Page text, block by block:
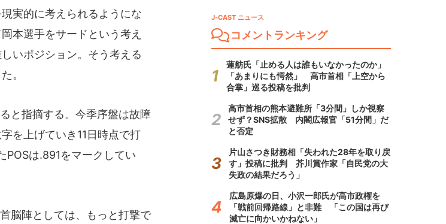
実的に考えられるようにな
本選手をサードという考え
いポジション。そう考える
。
と指摘する。今季序盤は故障
を上げていき11日時点で打
は.891をマークしてい
脳陣としては、もっと打撃で
J-CAST ニュース
コメントランキング
蓮舫氏「止める人は誰もいなかったのか」
「あまりにも愕然」 高市首相「上空から
合掌」巡る投稿を批判
高市首相の熊本避難所「3分間」しか視察
せず？SNS拡散 内閣広報官「51分間」だ
と否定
片山さつき財務相「失われた28年を取り戻
す」投稿に批判 芥川賞作家「自民党の大
失政の結果だろう」
広島原爆の日、小沢一郎氏が高市政権を
「戦前回帰路線」と非難 「この国は再び
滅亡に向かいかねない」